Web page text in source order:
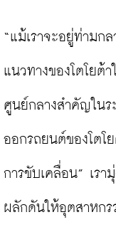
“แม้เราจะอยู่ท่ามก
แนวทางของโตโยต้
ศูนย์กลางสำคัญใน
ออกรถยนต์ของโตโ
การขับเคลื่อน” เร
ผลักดันให้อุตสาหกร